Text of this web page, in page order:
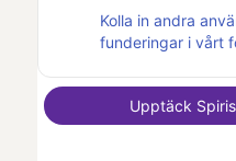
Kolla in andra
funderingar i vårt
Upptäck Spiris